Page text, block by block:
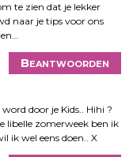
te zien dat je lekker
naar je tips voor ons
Beantwoorden
door je Kids.. Hihi ?
libelle zomerweek ben ik
ik wel eens doen.. X